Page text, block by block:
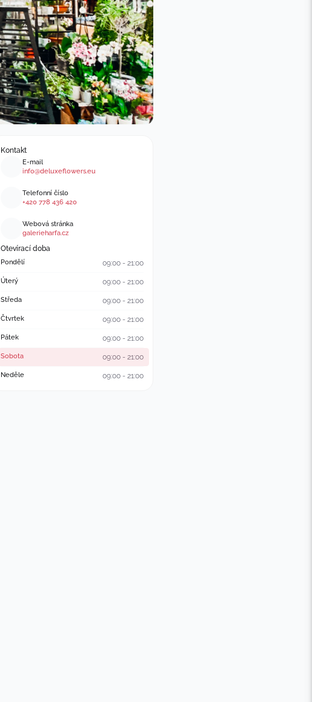
Kontakt
E-mail
info@deluxeflowers.eu
Telefonní číslo
+420 778 436 420
Webová stránka
galerieharfa.cz
Otevírací doba
Pondělí 09:00 - 21:00
Úterý 09:00 - 21:00
Středa 09:00 - 21:00
Čtvrtek 09:00 - 21:00
Pátek 09:00 - 21:00
Sobota 09:00 - 21:00
Neděle 09:00 - 21:00